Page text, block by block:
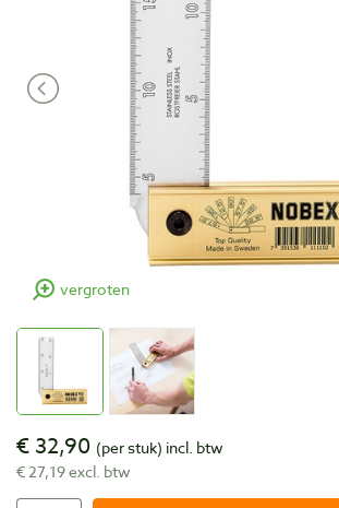
vergroten
€ 32,90 (per stuk) incl. btw
€ 27,19 excl. btw